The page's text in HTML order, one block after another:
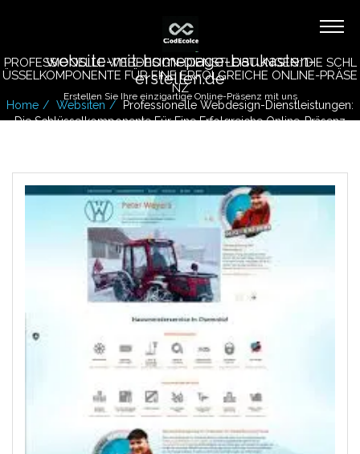
website-mit-homepage-baukasten-
erstellen.de
Erstellen Sie Ihre einzigartige Online-Präsenz mit uns
PROFESSIONELLE WEBDESIGN-DIENSTLEISTUNGEN: DIE SCHL
ÜSSELKOMPONENTE FÜR EINE ERFOLGREICHE ONLINE-PRÄSE
NZ
Home Websiten
Professionelle Webdesign-Dienstleistungen:
Die Schlüsselkomponente Für Eine Erfolgreiche Online-Präsenz